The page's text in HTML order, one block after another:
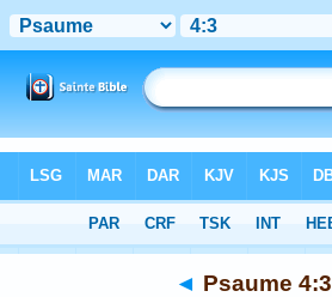
Chapitre 4> Verset 3
◄ Psaume 4:3